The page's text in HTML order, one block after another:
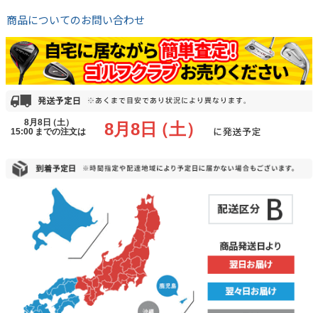
商品についてのお問い合わせ